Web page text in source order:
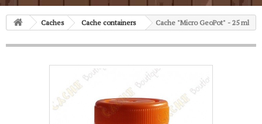
Caches Cache containers Cache "Micro GeoPot" - 25 ml